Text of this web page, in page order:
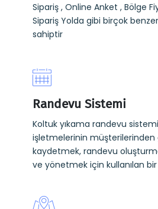
Sipariş , Online Anket , Bölge
Sipariş Yolda gibi birçok
sahiptir
Randevu Sistemi
Koltuk yıkama randevu
işletmelerinin müşterilerinden
kaydetmek, randevu
ve yönetmek için kullanılan bir